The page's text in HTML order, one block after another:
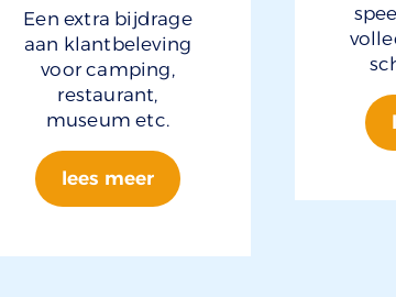
Een extra bijdrage
aan klantbeleving
voor camping,
restaurant,
museum etc.
lees meer